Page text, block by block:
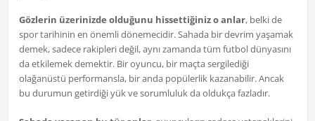
Gözlerin üzerinizde olduğunu hissettiğiniz o anlar, belki de
spor tarihinin en önemli dönemecidir. Sahada bir devrim yaşamak
demek, sadece rakipleri değil, aynı zamanda tüm futbol dünyasını
da etkilemek demektir. Bir oyuncu, bir maçta sergilediği
olağanüstü performansla, bir anda popülerlik kazanabilir. Ancak
bu durumun getirdiği yük ve sorumluluk da oldukça fazladır.